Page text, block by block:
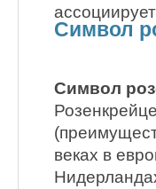
Символ
Символ
веках в